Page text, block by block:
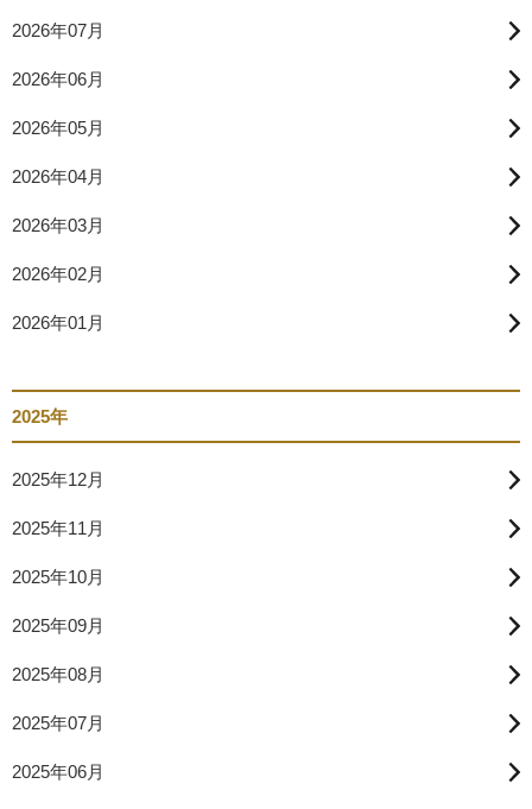
2026年07月
2026年06月
2026年05月
2026年04月
2026年03月
2026年02月
2026年01月
2025年
2025年12月
2025年11月
2025年10月
2025年09月
2025年08月
2025年07月
2025年06月